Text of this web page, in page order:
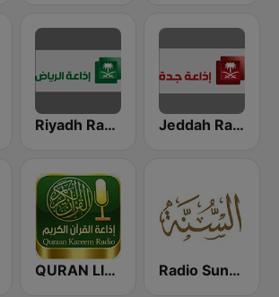
Riyadh Radio اذاعة الرياض Jeddah Radio اذاعة جدة
QURAN LIVE RADIO Radio Sunna إذاعة السنة